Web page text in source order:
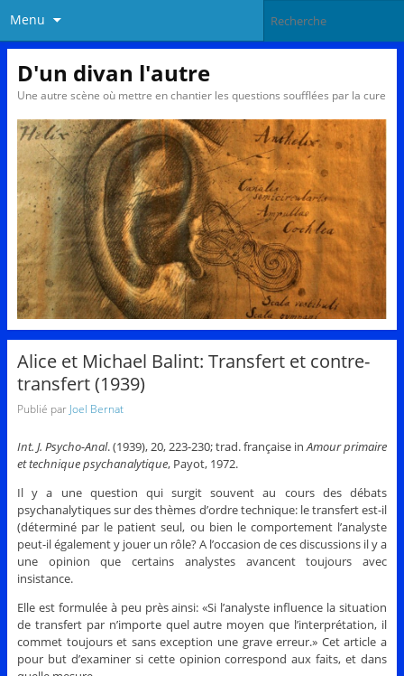
Menu
D'un divan l'autre
Une autre scène où mettre en chantier les questions soufflées par la cure
Alice et Michael Balint: Transfert et contre-
transfert (1939)
Publié par Joel Bernat
Int. J. Psycho-Anal. (1939), 20, 223-230; trad. française inAmour primaire
et technique psychanalytique, Payot, 1972.
Il y a une question qui surgit souvent au cours des débats
psychanalytiques sur des thèmes d’ordre technique: le transfert est-il
(déterminé par le patient seul, ou bien le comportement l’analyste
peut-il également y jouer un rôle? A l’occasion de ces discussions il y a
une opinion que certains analystes avancent toujours avec
insistance.
Elle est formulée à peu près ainsi: «Si l’analyste influence la situation
de transfert par n’importe quel autre moyen que l’interprétation, il
commet toujours et sans exception une grave erreur.» Cet article a
pour but d’examiner si cette opinion correspond aux faits, et dans